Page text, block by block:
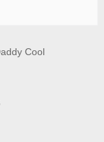
Cool